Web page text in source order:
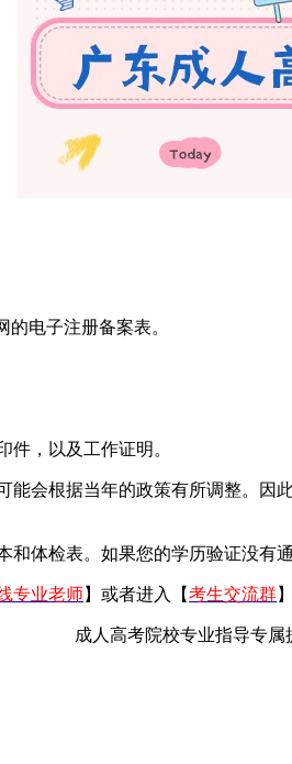
电子注册备案表。
，以及工作证明。
会根据当年的政策有所调整。因
检表。如果您的学历验证没有通
专业老师】或者进入【考生交流群
成人高考院校专业指导专属